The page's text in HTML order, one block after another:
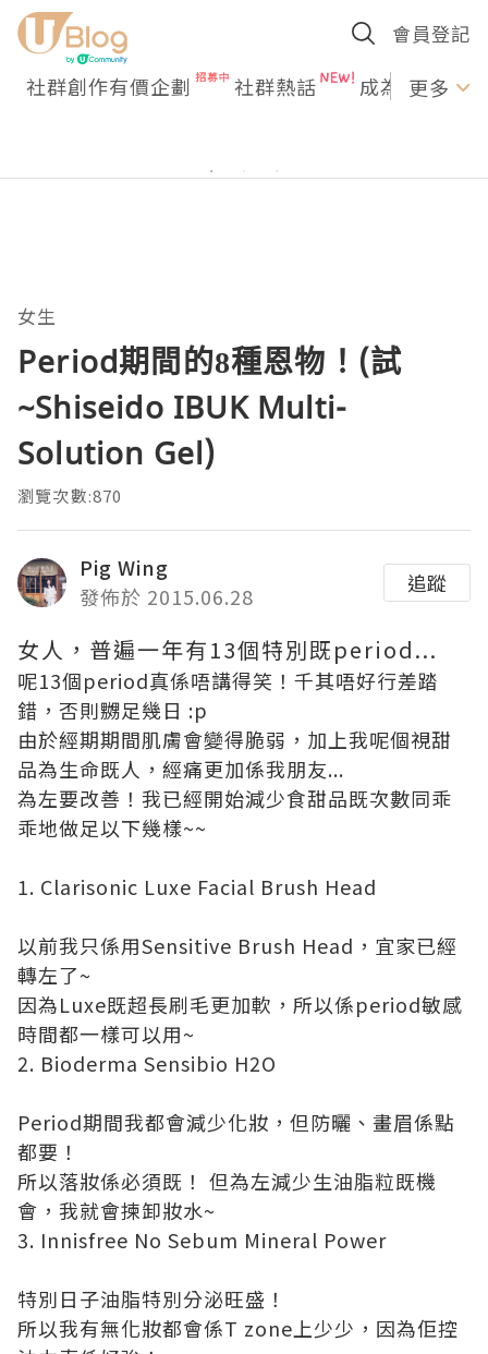
會員登記
社群創作有價企劃 社群熱話 成為U更多
女生
Period期間的8種恩物！(試
~Shiseido IBUK Multi-
Solution Gel)
瀏覽次數:870
Pig Wing
發佈於 2015.06.28
追蹤
女人，普遍一年有13個特別既period...
呢13個period真係唔講得笑！千其唔好行差踏
錯，否則嬲足幾日 :p
由於經期期間肌膚會變得脆弱，加上我呢個視甜
品為生命既人，經痛更加係我朋友...
為左要改善！我已經開始減少食甜品既次數同乖
乖地做足以下幾樣~~
1. Clarisonic Luxe Facial Brush Head
以前我只係用Sensitive Brush Head，宜家已經
轉左了~
因為Luxe既超長刷毛更加軟，所以係period敏感
時間都一樣可以用~
2. Bioderma Sensibio H2O
Period期間我都會減少化妝，但防曬、畫眉係點
都要！
所以落妝係必須既！ 但為左減少生油脂粒既機
會，我就會揀卸妝水~
3. Innisfree No Sebum Mineral Power
特別日子油脂特別分泌旺盛！
所以我有無化妝都會係T zone上少少，因為佢控